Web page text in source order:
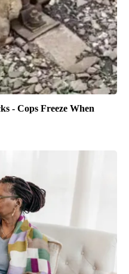
- Cops Freeze When